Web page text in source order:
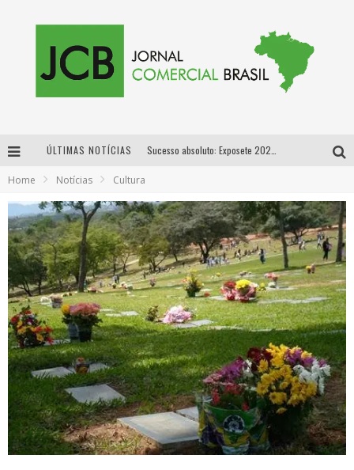
ÚLTIMAS NOTÍCIAS
Designer mineira lança jogo educativo sobre coleta seletiva na maior feira de jogos de tabuleiro da América Latina
Proibida anuncia retorno da Puro Malte Extra e consolida trajetória de democratização cervejeira no Brasil
Home Notícias Cultura